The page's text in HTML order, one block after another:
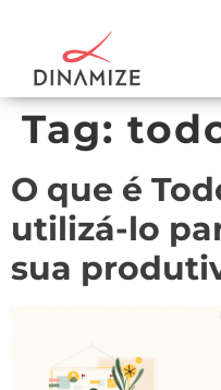
Tag:
O que é
utilizá-lo
sua